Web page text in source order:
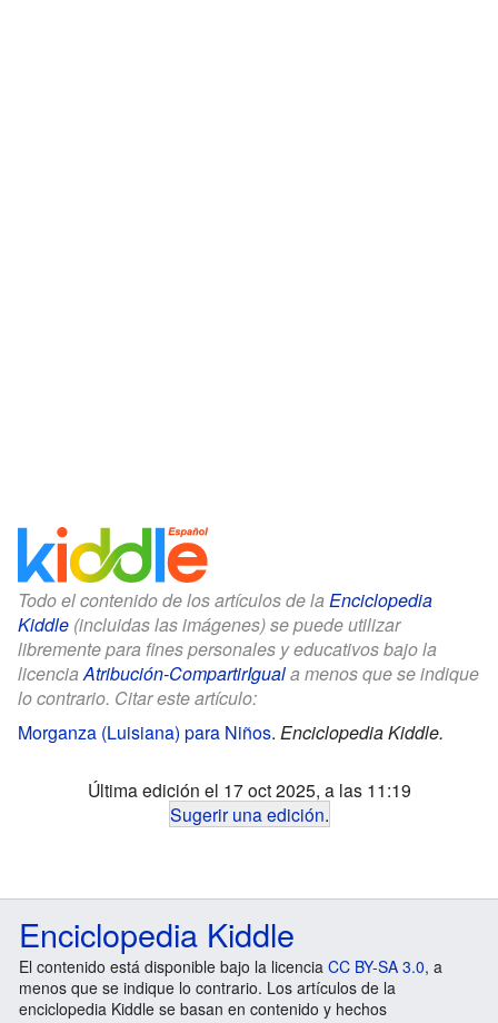
Todo el contenido de los artículos de la Enciclopedia
Kiddle (incluidas las imágenes) se puede utilizar
libremente para fines personales y educativos bajo la
licenciaAtribución-CompartirIguala menos que se indique
lo contrario. Citar este artículo:
Morganza (Luisiana) para Niños. Enciclopedia Kiddle.
Última edición el 17 oct 2025, a las 11:19
Sugerir una edición.
Enciclopedia Kiddle
El contenido está disponible bajo la licencia CC BY-SA 3.0, a
menos que se indique lo contrario. Los artículos de la
enciclopedia Kiddle se basan en contenido y hechos